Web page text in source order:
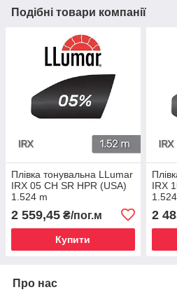
Подібні товари компанії
Плівка тонувальна LLumar
IRX 05 CH SR HPR (USA)
1.524 m
2 559,45 ₴/пог.м
Купити
IRX
2
Про нас